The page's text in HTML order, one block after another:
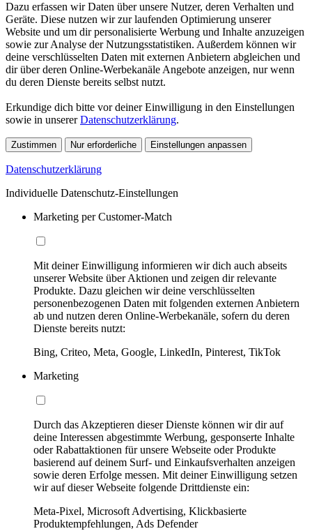
Dazu erfassen wir Daten über unsere Nutzer, deren Verhalten und
Geräte. Diese nutzen wir zur laufenden Optimierung unserer
Website und um dir personalisierte Werbung und Inhalte anzuzeigen
sowie zur Analyse der Nutzungsstatistiken. Außerdem können wir
deine verschlüsselten Daten mit externen Anbietern abgleichen und
dir über deren Online-Werbekanäle Angebote anzeigen, nur wenn
du deren Dienste bereits selbst nutzt.
Erkundige dich bitte vor deiner Einwilligung in den Einstellungen
sowie in unsererDatenschutzerklärung.
Zustimmen Nur erforderliche Einstellungen anpassen
Datenschutzerklärung
Individuelle Datenschutz-Einstellungen
Marketing per Customer-Match
Mit deiner Einwilligung informieren wir dich auch abseits
unserer Website über Aktionen und zeigen dir relevante
Produkte. Dazu gleichen wir deine verschlüsselten
personenbezogenen Daten mit folgenden externen Anbietern
ab und nutzen deren Online-Werbekanäle, sofern du deren
Dienste bereits nutzt:
Bing, Criteo, Meta, Google, LinkedIn, Pinterest, TikTok
Marketing
Durch das Akzeptieren dieser Dienste können wir dir auf
deine Interessen abgestimmte Werbung, gesponserte Inhalte
oder Rabattaktionen für unsere Webseite oder Produkte
basierend auf deinem Surf- und Einkaufsverhalten anzeigen
sowie deren Erfolge messen. Mit deiner Einwilligung setzen
wir auf dieser Webseite folgende Drittdienste ein:
Meta-Pixel, Microsoft Advertising, Klickbasierte
Produktempfehlungen, Ads Defender